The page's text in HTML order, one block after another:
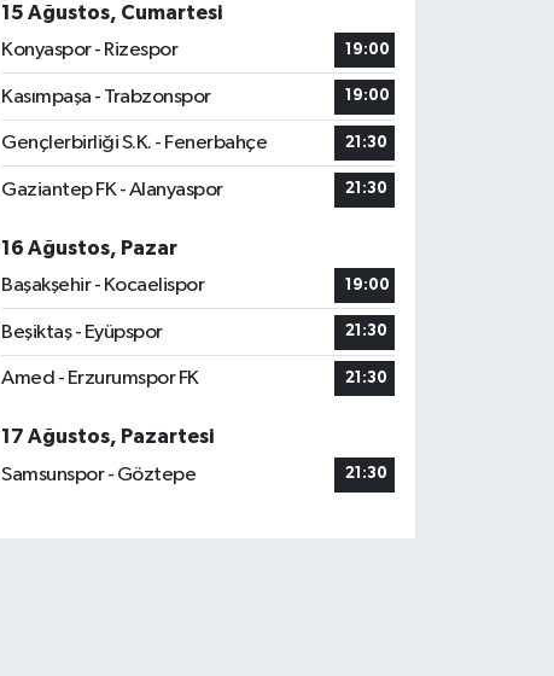
15 Ağustos, Cumartesi
Konyaspor - Rizespor
19:00
Kasımpaşa - Trabzonspor 19:00
Gençlerbirliği S.K. - Fenerbahçe 21:30
Gaziantep FK - Alanyaspor 21:30
16 Ağustos, Pazar
Başakşehir - Kocaelispor
19:00
Beşiktaş - Eyüpspor 21:30
Amed - Erzurumspor FK 21:30
17 Ağustos, Pazartesi
Samsunspor - Göztepe
21:30